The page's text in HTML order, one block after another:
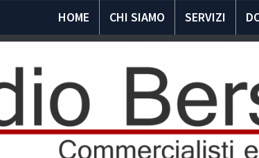
HOME CHI SIAMO SERVIZI